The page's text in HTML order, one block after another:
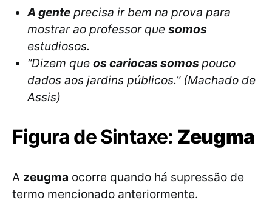
A gente precisa ir bem na prova para
mostrar ao professor que somos
estudiosos.
“Dizem que os cariocas somospouco
dados aos jardins públicos.” (Machado de
Assis)
Figura de Sintaxe: Zeugma
A zeugma ocorre quando há supressão de
termo mencionado anteriormente.